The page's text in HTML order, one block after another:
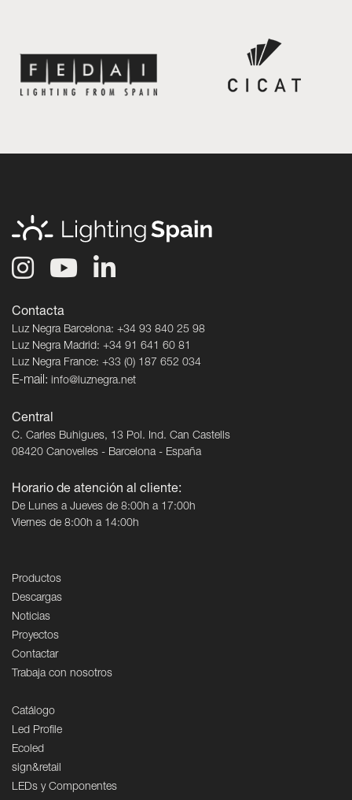
Contacta
Luz Negra Barcelona: +34 93 840 25 98
Luz Negra Madrid: +34 91 641 60 81
Luz Negra France: +33 (0) 187 652 034
E-mail: info@luznegra.net
Central
C. Carles Buhigues, 13 Pol. Ind. Can Castells
08420 Canovelles - Barcelona - España
Horario de atención al cliente:
De Lunes a Jueves de 8:00h a 17:00h
Viernes de 8:00h a 14:00h
Productos
Descargas
Noticias
Proyectos
Contactar
Trabaja con nosotros
Catálogo
Led Profile
Ecoled
sign&retail
LEDs y Componentes